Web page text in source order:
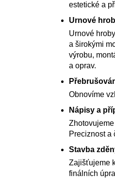
estetické a
Urnové
Urnové
a širokými
výrobu,
a oprav.
Obnovíme
Nápisy a
Preciznost a
Stavba
Zajišťujeme
finálních